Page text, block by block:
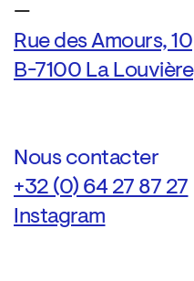
—
Rue des Amours, 10
B-7100 La Louvière
Nous contacter
+32 (0) 64 27 87 27
Instagram